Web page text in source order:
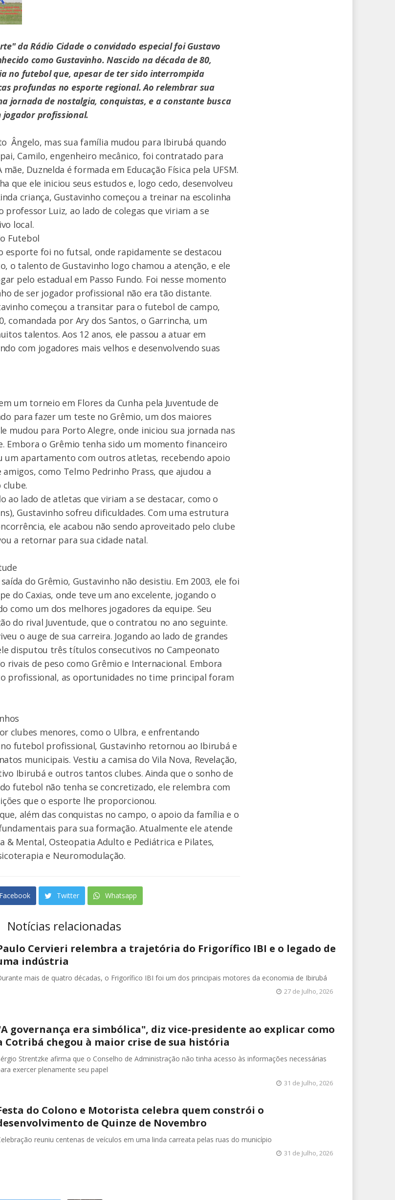
da Rádio Cidade o convidado especial foi Gustavo
como Gustavinho. Nascido na década de 80,
no futebol que, apesar de ter sido interrompida
profundas no esporte regional. Ao relembrar sua
jornada de nostalgia, conquistas, e a constante busca
jogador profissional.
Ângelo, mas sua família mudou para Ibirubá quando
Camilo, engenheiro mecânico, foi contratado para
Duznelda é formada em Educação Física pela UFSM.
que ele iniciou seus estudos e, logo cedo, desenvolveu
criança, Gustavinho começou a treinar na escolinha
professor Luiz, ao lado de colegas que viriam a se
local.
Futebol
esporte foi no futsal, onde rapidamente se destacou
o talento de Gustavinho logo chamou a atenção, e ele
pelo estadual em Passo Fundo. Foi nesse momento
de ser jogador profissional não era tão distante.
começou a transitar para o futebol de campo,
comandada por Ary dos Santos, o Garrincha, um
talentos. Aos 12 anos, ele passou a atuar em
com jogadores mais velhos e desenvolvendo suas
um torneio em Flores da Cunha pela Juventude de
para fazer um teste no Grêmio, um dos maiores
mudou para Porto Alegre, onde iniciou sua jornada nas
Embora o Grêmio tenha sido um momento financeiro
um apartamento com outros atletas, recebendo apoio
como Telmo Pedrinho Prass, que ajudou a
ao lado de atletas que viriam a se destacar, como o
Gustavinho sofreu dificuldades. Com uma estrutura
ele acabou não sendo aproveitado pelo clube
a retornar para sua cidade natal.
do Grêmio, Gustavinho não desistiu. Em 2003, ele foi
do Caxias, onde teve um ano excelente, jogando o
como um dos melhores jogadores da equipe. Seu
do rival Juventude, que o contratou no ano seguinte.
o auge de sua carreira. Jogando ao lado de grandes
disputou três títulos consecutivos no Campeonato
rivais de peso como Grêmio e Internacional. Embora
profissional, as oportunidades no time principal foram
clubes menores, como o Ulbra, e enfrentando
futebol profissional, Gustavinho retornou ao Ibirubá e
municipais. Vestiu a camisa do Vila Nova, Revelação,
Ibirubá e outros tantos clubes. Ainda que o sonho de
futebol não tenha se concretizado, ele relembra com
que o esporte lhe proporcionou.
além das conquistas no campo, o apoio da família e o
para sua formação. Atualmente ele atende
& Mental, Osteopatia Adulto e Pediátrica e Pilates,
e Neuromodulação.
Facebook Twitter Whatsapp
Notícias relacionadas
Cervieri relembra a trajetória do Frigorífico IBI e o legado de
indústria
mais de quatro décadas, o Frigorífico IBI foi um dos principais motores da economia de Ibirubá
27 de Julho, 2026
governança era simbólica", diz vice-presidente ao explicar como
Cotribá chegou à maior crise de sua história
Strentzke afirma que o Conselho de Administração não tinha acesso às informações necessárias
exercer plenamente seu papel
31 de Julho, 2026
do Colono e Motorista celebra quem constrói o
de Quinze de Novembro
reuniu centenas de veículos em uma linda carreata pelas ruas do município
31 de Julho, 2026